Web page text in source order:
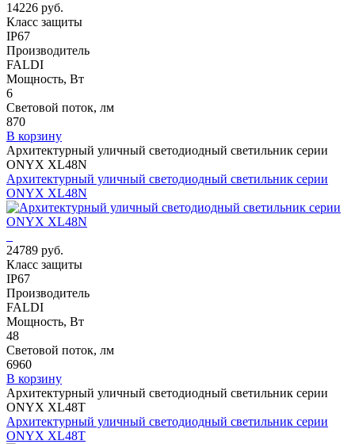
14226 руб.
Класс защиты
IP67
Производитель
FALDI
Мощность, Вт
6
Световой поток, лм
870
В корзину
Архитектурный уличный светодиодный светильник серии
ONYX XL48N
Архитектурный уличный светодиодный светильник серии
ONYX XL48N
24789 руб.
Класс защиты
IP67
Производитель
FALDI
Мощность, Вт
48
Световой поток, лм
6960
В корзину
Архитектурный уличный светодиодный светильник серии
ONYX XL48T
Архитектурный уличный светодиодный светильник серии
ONYX XL48T